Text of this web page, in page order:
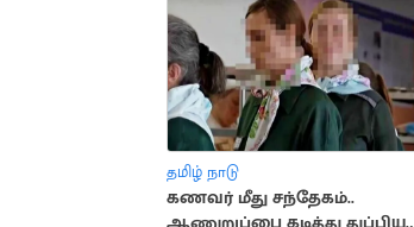
தமிழ் நாடு
கணவர் மீது சந்தேகம்..